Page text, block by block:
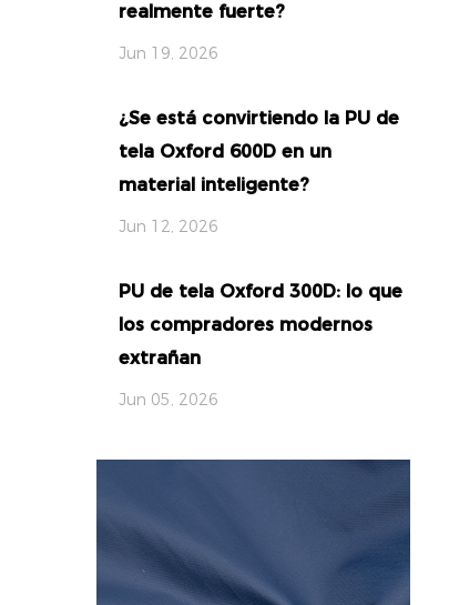
realmente fuerte?
Jun 19, 2026
¿Se está convirtiendo la PU de
tela Oxford 600D en un
material inteligente?
Jun 12, 2026
PU de tela Oxford 300D: lo que
los compradores modernos
extrañan
Jun 05, 2026